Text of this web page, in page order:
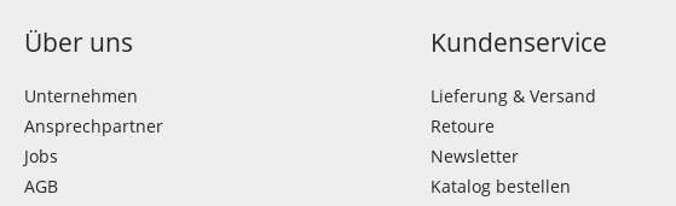
Über uns
Unternehmen
Ansprechpartner
Jobs
AGB
Kundenservice
Lieferung & Versand
Retoure
Newsletter
Katalog bestellen